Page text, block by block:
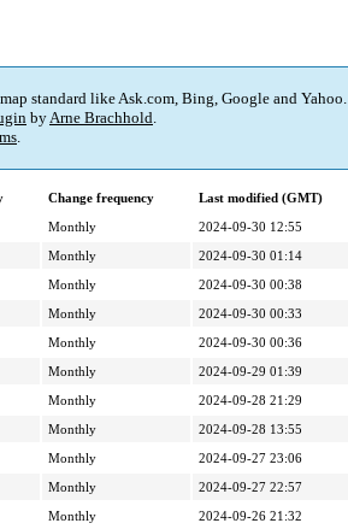
standard like Ask.com, Bing, Google and Yahoo.
byArne Brachhold.
.
Change frequency
Last modified (GMT)
Monthly
2024-09-30 12:55
Monthly
2024-09-30 01:14
Monthly
2024-09-30 00:38
Monthly
2024-09-30 00:33
Monthly
2024-09-30 00:36
Monthly
2024-09-29 01:39
Monthly
2024-09-28 21:29
Monthly
2024-09-28 13:55
Monthly
2024-09-27 23:06
Monthly
2024-09-27 22:57
Monthly
2024-09-26 21:32